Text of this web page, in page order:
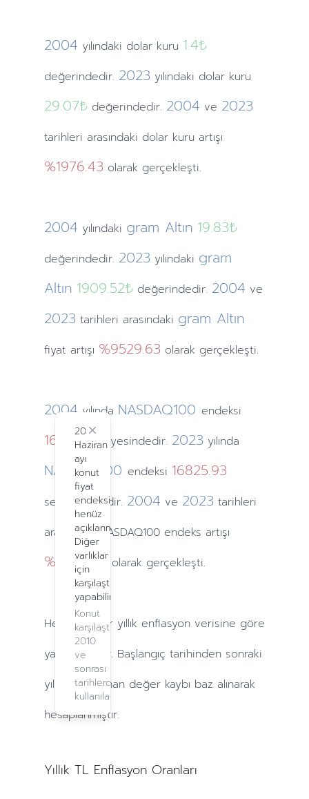
2004 yılındaki dolar kuru 1.4₺
değerindedir. 2023 yılındaki dolar kuru
29.07₺değerindedir. 2004 ve 2023
tarihleri arasındaki dolar kuru artışı
%1976.43 olarak gerçekleşti.
2004 yılındaki gram Altın 19.83₺
değerindedir. 2023 yılındaki gram
Altın 1909.52₺değerindedir. 2004 ve
2023 tarihleri arasındaki gram Altın
fiyat artışı %9529.63 olarak gerçekleşti.
2024
Haziran
ayı
konut
fiyat
endeksi
henüz
açıklanmadı.
Diğer
varlıklar
için
karşılaştırma
yapabilirsiniz.
Konut
karşılaştırma,
2010
ve
sonrası
tarihlerde
kullanılabilir.
Close
2004 yılında NASDAQ100 endeksi
1621.12seviyesindedir. 2023 yılında
NASDAQ100 endeksi 16825.93
seviyesindedir. 2004 ve 2023 tarihleri
arasındaki NASDAQ100 endeks artışı
%21451.67 olarak gerçekleşti.
Hesaplamalar yıllık enflasyon verisine göre
yapılmaktadır. Başlangıç tarihinden sonraki
yıllardayaşanan değer kaybı baz alınarak
hesaplanmıştır.
Yıllık TL Enflasyon Oranları